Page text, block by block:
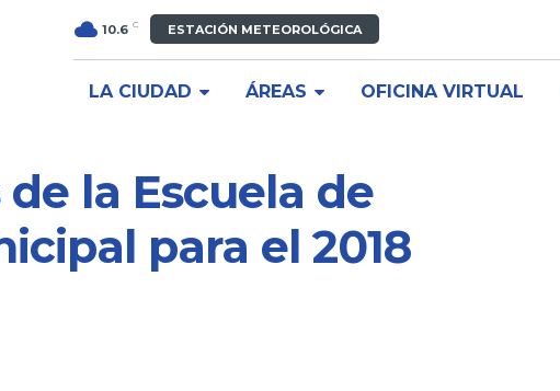
10.6 C ESTACIÓN METEOROLÓGICA
LA CIUDAD ÁREAS OFICINA VIRTUAL
la Escuela de
para el 2018